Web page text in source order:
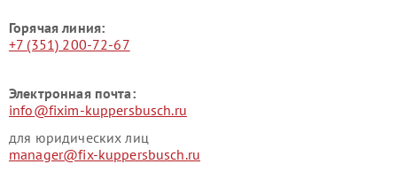
Горячая линия:
+7 (351) 200-72-67
Электронная почта:
info@fixim-kuppersbusch.ru
для юридических лиц
manager@fix-kuppersbusch.ru